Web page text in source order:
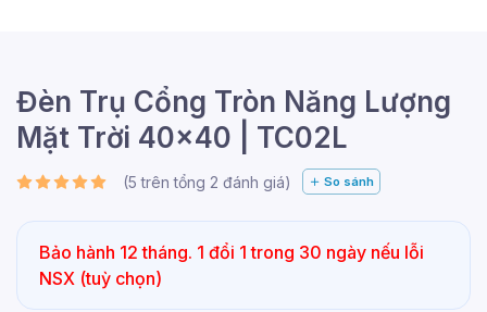
Đèn Trụ Cổng Tròn Năng Lượng
Mặt Trời 40x40 | TC02L
(5 trên tổng 2 đánh giá) So sánh
Bảo hành 12 tháng. 1 đổi 1 trong 30 ngày nếu lỗi
NSX (tuỳ chọn)